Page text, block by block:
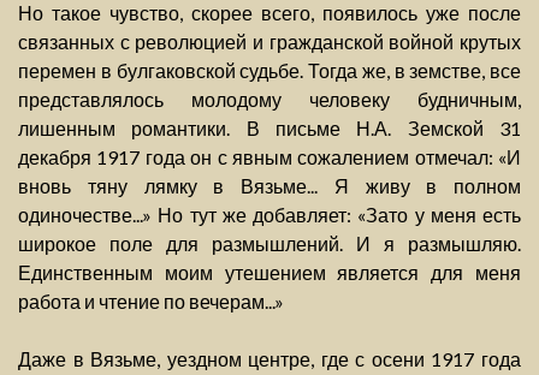
Но такое чувство, скорее всего, появилось уже после
связанных с революцией и гражданской войной крутых
перемен в булгаковской судьбе. Тогда же, в земстве, все
представлялось молодому человеку будничным,
лишенным романтики. В письме Н.А. Земской 31
декабря 1917 года он с явным сожалением отмечал: «И
вновь тяну лямку в Вязьме... Я живу в полном
одиночестве...» Но тут же добавляет: «Зато у меня есть
широкое поле для размышлений. И я размышляю.
Единственным моим утешением является для меня
работа и чтение по вечерам...»
Даже в Вязьме, уездном центре, где с осени 1917 года